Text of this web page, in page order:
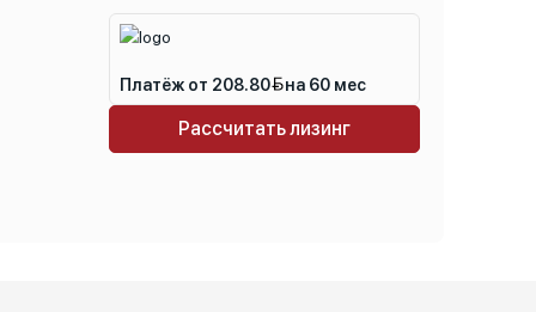
Платёж от 208.80 на 60 мес
Рассчитать лизинг